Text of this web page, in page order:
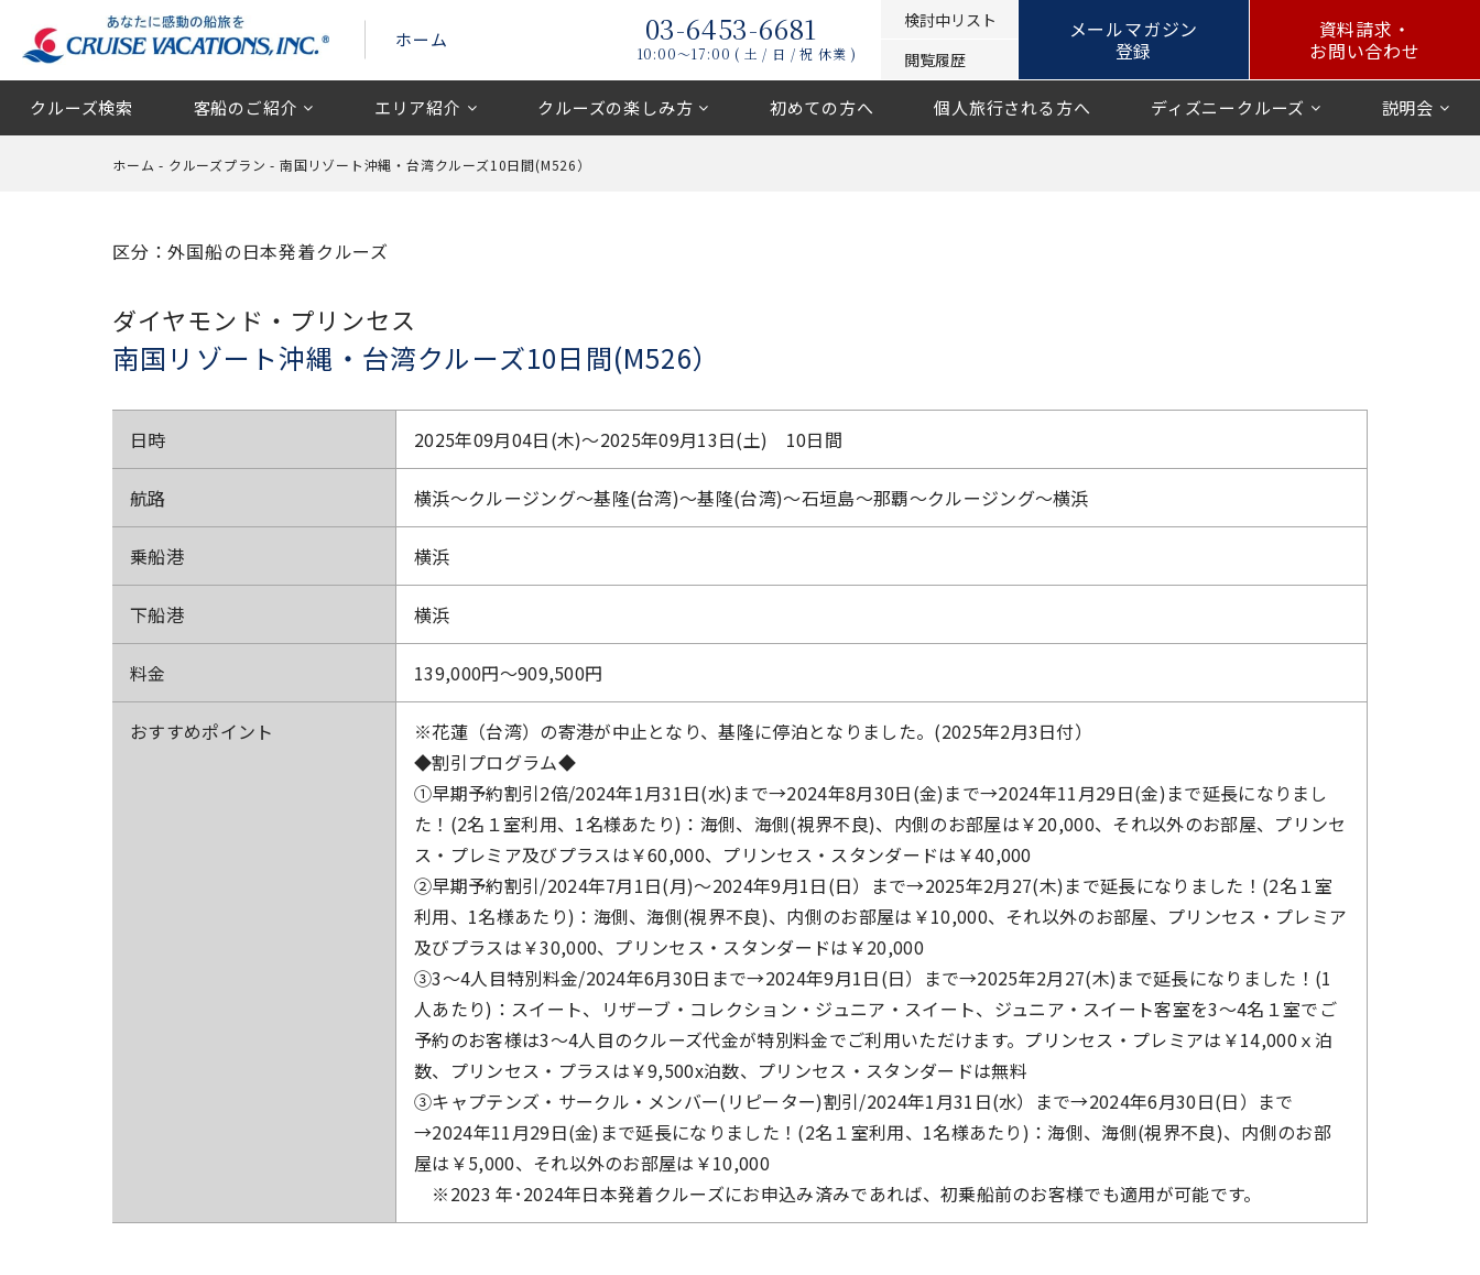
ホーム 03-6453-6681
10:00〜17:00 ( 土 / 日 / 祝 休業 )
検討中リスト
閲覧履歴
メールマガジン
登録
資料請求・
お問い合わせ
クルーズ検索 客船のご紹介 エリア紹介 クルーズの楽しみ方 初めての方へ 個人旅行される方へ ディズニークルーズ 説明会
ホーム - クルーズプラン - 南国リゾート沖縄・台湾クルーズ10日間(M526）
区分：外国船の日本発着クルーズ
ダイヤモンド・プリンセス
南国リゾート沖縄・台湾クルーズ10日間(M526）
日時 2025年09月04日(木)〜2025年09月13日(土) 10日間
航路 横浜～クルージング～基隆(台湾)～基隆(台湾)～石垣島～那覇～クルージング～横浜
乗船港 横浜
下船港 横浜
料金 139,000円〜909,500円
おすすめポイント
※花蓮（台湾）の寄港が中止となり、基隆に停泊となりました。(2025年2月3日付）
◆割引プログラム◆
①早期予約割引2倍/2024年1月31日(水)まで→2024年8月30日(金)まで→2024年11月29日(金)まで延長になりまし
た！(2名１室利用、1名様あたり)：海側、海側(視界不良)、内側のお部屋は￥20,000、それ以外のお部屋、プリンセ
ス・プレミア及びプラスは￥60,000、プリンセス・スタンダードは￥40,000
②早期予約割引/2024年7月1日(月)～2024年9月1日(日）まで→2025年2月27(木)まで延長になりました！(2名１室
利用、1名様あたり)：海側、海側(視界不良)、内側のお部屋は￥10,000、それ以外のお部屋、プリンセス・プレミア
及びプラスは￥30,000、プリンセス・スタンダードは￥20,000
③3～4人目特別料金/2024年6月30日まで→2024年9月1日(日）まで→2025年2月27(木)まで延長になりました！(1
人あたり)：スイート、リザーブ・コレクション・ジュニア・スイート、ジュニア・スイート客室を3～4名１室でご
予約のお客様は3～4人目のクルーズ代金が特別料金でご利用いただけます。プリンセス・プレミアは￥14,000ｘ泊
数、プリンセス・プラスは￥9,500x泊数、プリンセス・スタンダードは無料
③キャプテンズ・サークル・メンバー(リピーター)割引/2024年1月31日(水）まで→2024年6月30日(日）まで
→2024年11月29日(金)まで延長になりました！(2名１室利用、1名様あたり)：海側、海側(視界不良)、内側のお部
屋は￥5,000、それ以外のお部屋は￥10,000
※2023 年･2024年日本発着クルーズにお申込み済みであれば、初乗船前のお客様でも適用が可能です。